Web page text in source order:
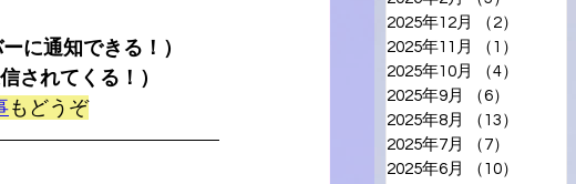
に通知できる！）
されてくる！）
もどうぞ
2025年12月
（2）
2025年11月
（1）
2025年10月
（4）
2025年9月
（6）
2025年8月
（13）
2025年7月
（7）
2025年6月
（10）